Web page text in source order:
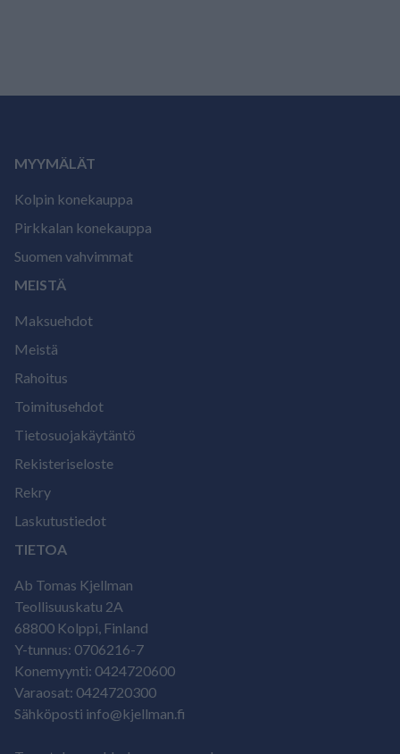
MYYMÄLÄT
Kolpin konekauppa
Pirkkalan konekauppa
Suomen vahvimmat
MEISTÄ
Maksuehdot
Meistä
Rahoitus
Toimitusehdot
Tietosuojakäytäntö
Rekisteriseloste
Rekry
Laskutustiedot
TIETOA
Ab Tomas Kjellman
Teollisuuskatu 2A
68800 Kolppi, Finland
Y-tunnus: 0706216-7
Konemyynti: 0424720600
Varaosat: 0424720300
Sähköposti info@kjellman.fi